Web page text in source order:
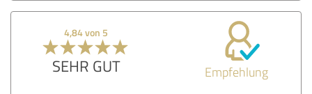
4,84 von 5
SEHR GUT Empfehlung